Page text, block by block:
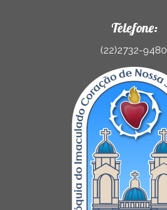
Telefone:
(22)2732-9480